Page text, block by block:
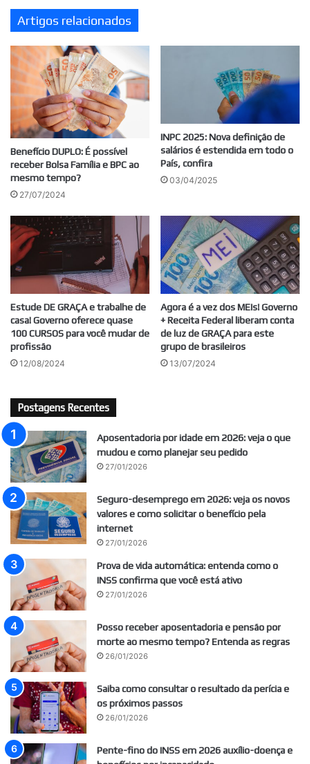
janeiro
de
2026
Artigos relacionados
Benefício DUPLO: É possível
receber Bolsa Família e BPC ao
mesmo tempo?
27/07/2024
INPC 2025: Nova definição de
salários é estendida em todo o
País, confira
03/04/2025
Estude DE GRAÇA e trabalhe de
casa! Governo oferece quase
100 CURSOS para você mudar de
profissão
12/08/2024
Agora é a vez dos MEIs! Governo
+ Receita Federal liberam conta
de luz de GRAÇA para este
grupo de brasileiros
13/07/2024
Postagens Recentes
Aposentadoria por idade em 2026: veja o que
mudou e como planejar seu pedido
27/01/2026
Seguro-desemprego em 2026: veja os novos
valores e como solicitar o benefício pela
internet
27/01/2026
Prova de vida automática: entenda como o
INSS confirma que você está ativo
27/01/2026
Posso receber aposentadoria e pensão por
morte ao mesmo tempo? Entenda as regras
26/01/2026
Saiba como consultar o resultado da perícia e
os próximos passos
26/01/2026
Pente-fino do INSS em 2026 auxílio-doença e